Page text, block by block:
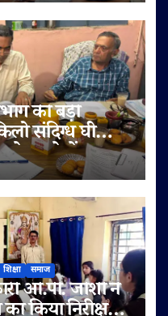
की बड़ी
संदिग्ध घी
के दायरे में
शिक्षा समाज
ओ.पी. जोशी ने